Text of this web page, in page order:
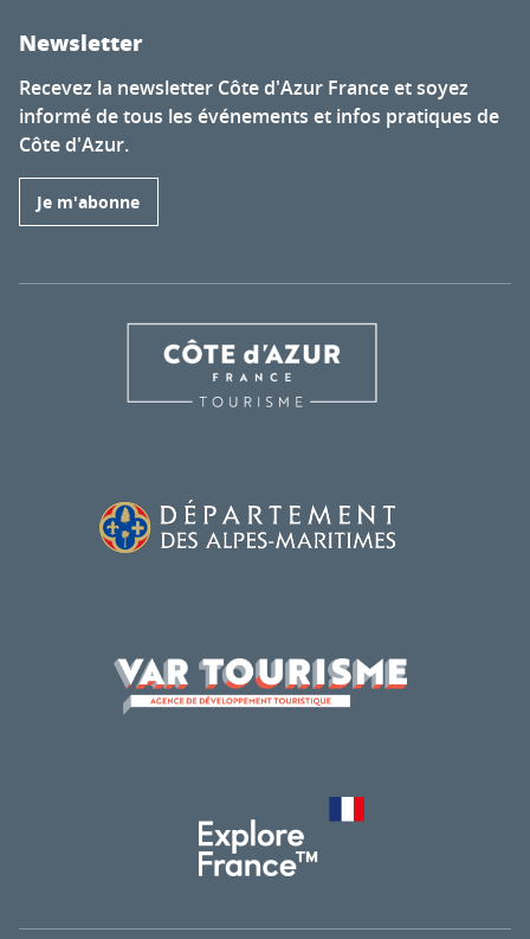
Newsletter
Recevez la newsletter Côte d'Azur France et soyez
informé de tous les événements et infos pratiques de
Côte d'Azur.
Je m'abonne